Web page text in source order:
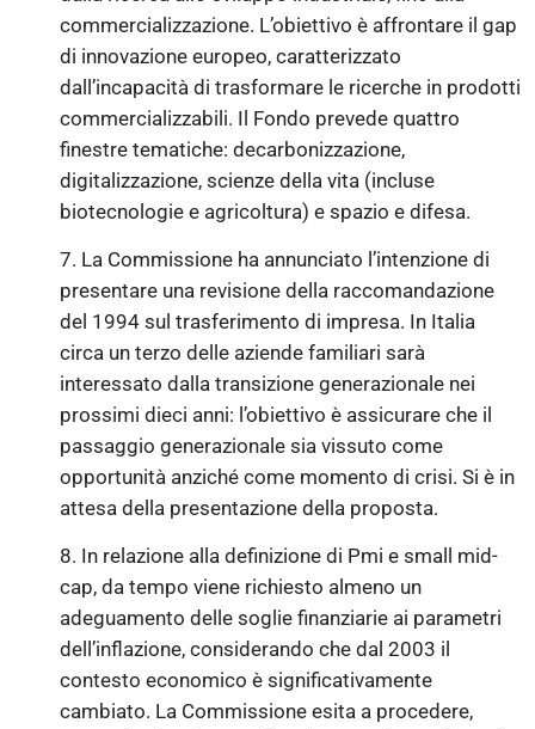
commercializzazione. L’obiettivo è affrontare il gap
di innovazione europeo, caratterizzato
dall’incapacità di trasformare le ricerche in prodotti
commercializzabili. Il Fondo prevede quattro
finestre tematiche: decarbonizzazione,
digitalizzazione, scienze della vita (incluse
biotecnologie e agricoltura) e spazio e difesa.
7. La Commissione ha annunciato l’intenzione di
presentare una revisione della raccomandazione
del 1994 sul trasferimento di impresa. In Italia
circa un terzo delle aziende familiari sarà
interessato dalla transizione generazionale nei
prossimi dieci anni: l’obiettivo è assicurare che il
passaggio generazionale sia vissuto come
opportunità anziché come momento di crisi. Si è in
attesa della presentazione della proposta.
8. In relazione alla definizione di Pmi e small mid-
cap, da tempo viene richiesto almeno un
adeguamento delle soglie finanziarie ai parametri
dell’inflazione, considerando che dal 2003 il
contesto economico è significativamente
cambiato. La Commissione esita a procedere,